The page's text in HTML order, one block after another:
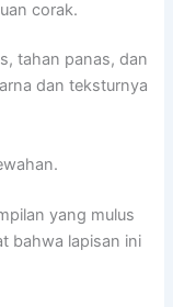
corak.
tahan panas, dan
dan teksturnya
yang mulus
bahwa lapisan ini